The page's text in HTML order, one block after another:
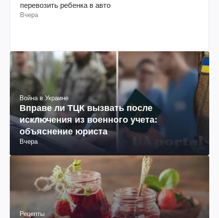
перевозить ребенка в авто
Вчера
Война в Украине
Вправе ли ТЦК вызвать после
исключения из военного учета:
объяснение юриста
Вчера
Рецепты